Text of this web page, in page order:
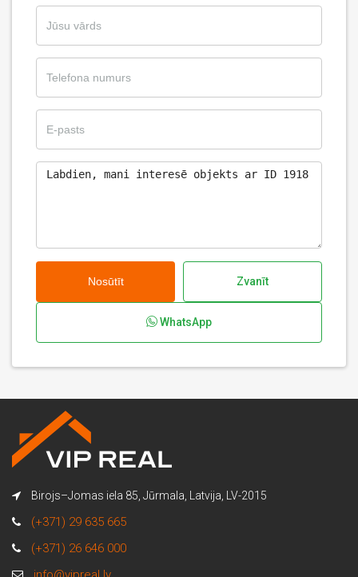
Nosūtīt Zvanīt
WhatsApp
Birojs–Jomas iela 85, Jūrmala, Latvija, LV-2015
(+371) 29 635 665
(+371) 26 646 000